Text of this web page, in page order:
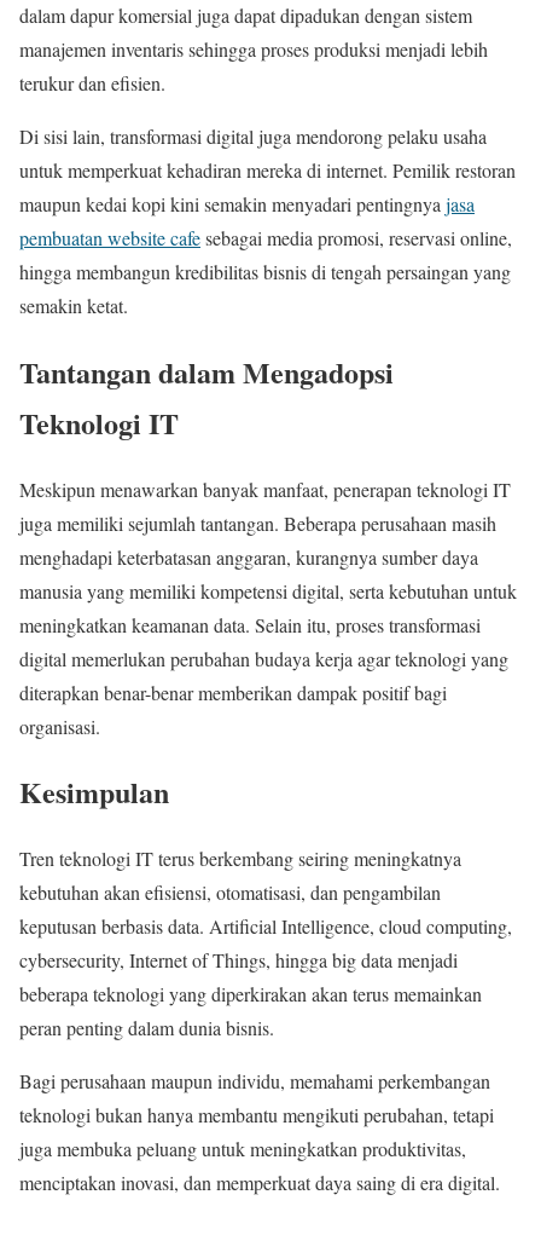
dalam dapur komersial juga dapat dipadukan dengan sistem
manajemen inventaris sehingga proses produksi menjadi lebih
terukur dan efisien.
Di sisi lain, transformasi digital juga mendorong pelaku usaha
untuk memperkuat kehadiran mereka di internet. Pemilik restoran
maupun kedai kopi kini semakin menyadari pentingnya jasa
pembuatan website cafesebagai media promosi, reservasi online,
hingga membangun kredibilitas bisnis di tengah persaingan yang
semakin ketat.
Tantangan dalam Mengadopsi
Teknologi IT
Meskipun menawarkan banyak manfaat, penerapan teknologi IT
juga memiliki sejumlah tantangan. Beberapa perusahaan masih
menghadapi keterbatasan anggaran, kurangnya sumber daya
manusia yang memiliki kompetensi digital, serta kebutuhan untuk
meningkatkan keamanan data. Selain itu, proses transformasi
digital memerlukan perubahan budaya kerja agar teknologi yang
diterapkan benar-benar memberikan dampak positif bagi
organisasi.
Kesimpulan
Tren teknologi IT terus berkembang seiring meningkatnya
kebutuhan akan efisiensi, otomatisasi, dan pengambilan
keputusan berbasis data. Artificial Intelligence, cloud computing,
cybersecurity, Internet of Things, hingga big data menjadi
beberapa teknologi yang diperkirakan akan terus memainkan
peran penting dalam dunia bisnis.
Bagi perusahaan maupun individu, memahami perkembangan
teknologi bukan hanya membantu mengikuti perubahan, tetapi
juga membuka peluang untuk meningkatkan produktivitas,
menciptakan inovasi, dan memperkuat daya saing di era digital.